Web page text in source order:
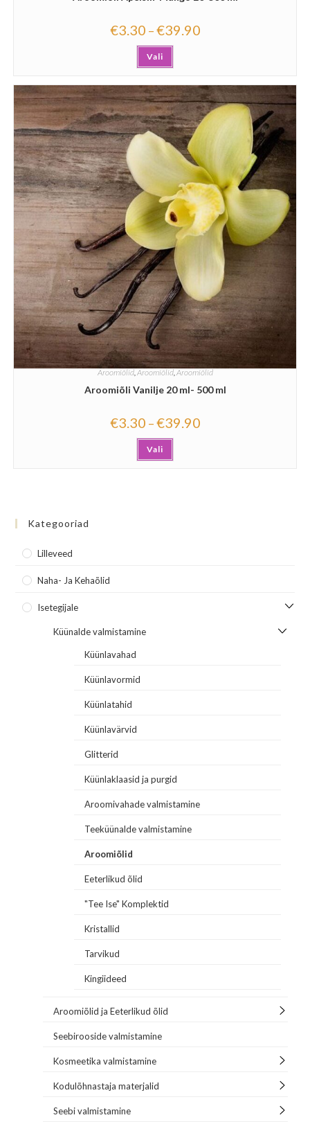
€3.30 –€39.90
Vali
Aroomiõlid, Aroomiõlid, Aroomiõlid
Aroomiõli Vanilje 20 ml- 500 ml
€3.30 –€39.90
Vali
Kategooriad
Lilleveed
Naha- Ja Kehaõlid
Isetegijale
Küünalde valmistamine
Küünlavahad
Küünlavormid
Küünlatahid
Küünlavärvid
Glitterid
Küünlaklaasid ja purgid
Aroomivahade valmistamine
Teeküünalde valmistamine
Aroomiõlid
Eeterlikud õlid
"Tee Ise" Komplektid
Kristallid
Tarvikud
Kingiideed
Aroomiõlid ja Eeterlikud õlid
Seebirooside valmistamine
Kosmeetika valmistamine
Kodulõhnastaja materjalid
Seebi valmistamine